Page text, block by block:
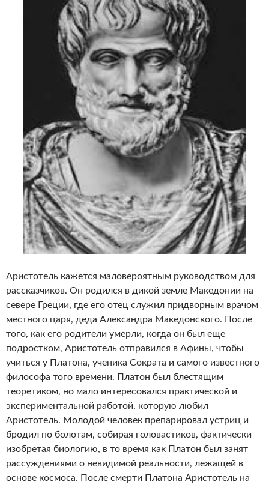
Аристотель кажется маловероятным руководством для
рассказчиков. Он родился в дикой земле Македонии на
севере Греции, где его отец служил придворным врачом
местного царя, деда Александра Македонского. После
того, как его родители умерли, когда он был еще
подростком, Аристотель отправился в Афины, чтобы
учиться у Платона, ученика Сократа и самого известного
философа того времени. Платон был блестящим
теоретиком, но мало интересовался практической и
экспериментальной работой, которую любил
Аристотель. Молодой человек препарировал устриц и
бродил по болотам, собирая головастиков, фактически
изобретая биологию, в то время как Платон был занят
рассуждениями о невидимой реальности, лежащей в
основе космоса. После смерти Платона Аристотель на